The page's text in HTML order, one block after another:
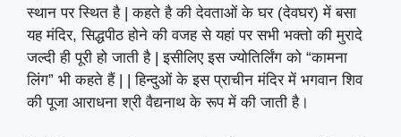
स्थान पर स्थित है | कहते है की देवताओं के घर (देवघर) में बसा
यह मंदिर, सिद्धपीठ होने की वजह से यहां पर सभी भक्तो की मुरादे
जल्दी ही पूरी हो जाती है | इसीलिए इस ज्योतिर्लिंग को “कामना
लिंग” भी कहते हैं | | हिन्दुओं के इस प्राचीन मंदिर में भगवान शिव
की पूजा आराधना श्री वैद्यनाथ के रूप में की जाती है।